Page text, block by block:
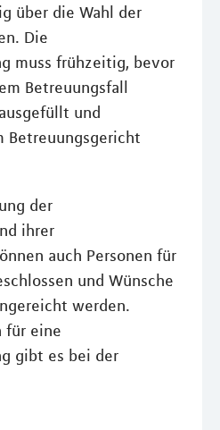
über die Wahl der
Die
muss frühzeitig, bevor
Betreuungsfall
und
Betreuungsgericht
der
ihrer
auch Personen für
und Wünsche
werden.
für eine
gibt es bei der